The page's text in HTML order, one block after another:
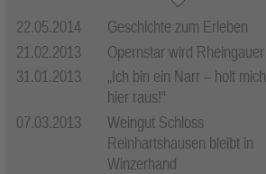
22.05.2014
Geschichte zum Erleben
21.02.2013
Opernstar wird Rheingauer
31.01.2013
„Ich bin ein Narr – holt mich
hier raus!“
07.03.2013
Weingut Schloss
Reinhartshausen bleibt in
Winzerhand